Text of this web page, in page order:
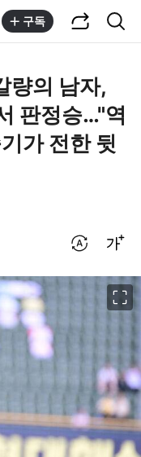
구독
의 남자,
판정승…"역
가 전한 뒷